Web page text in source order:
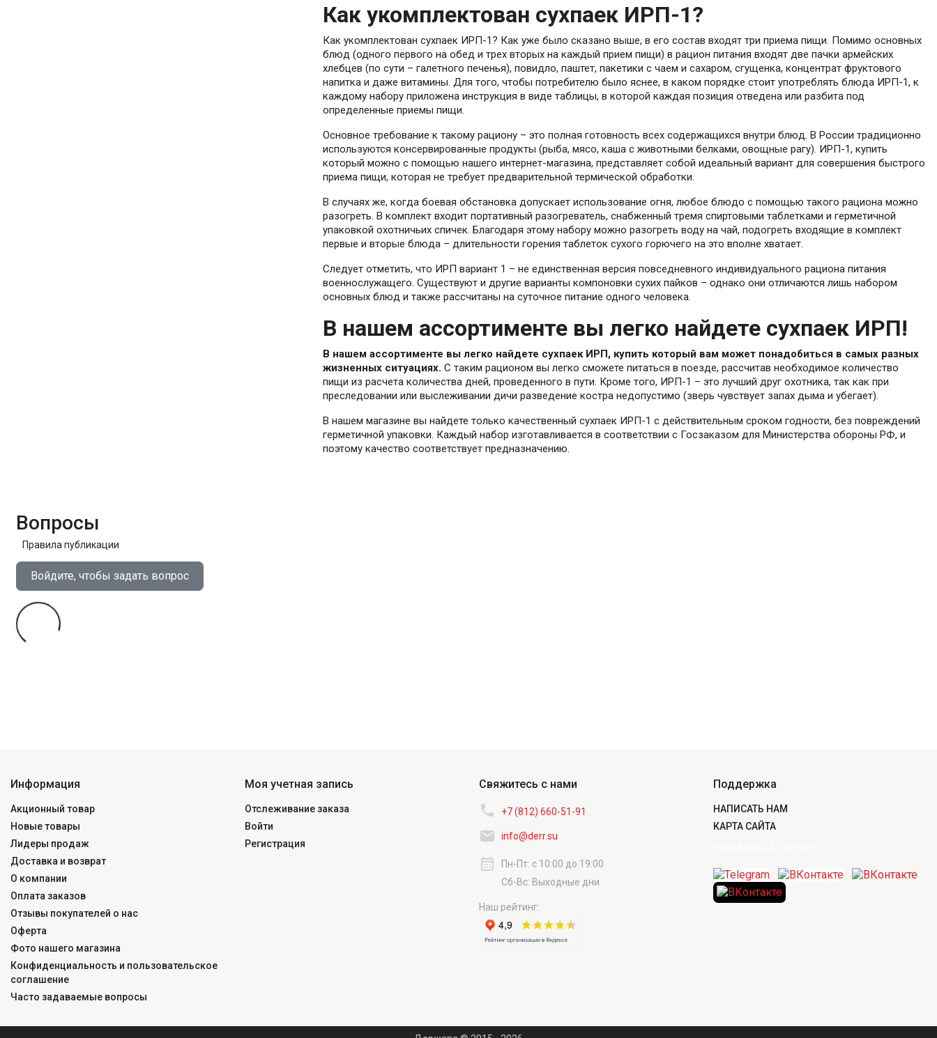
Как укомплектован сухпаек ИРП-1?
Как укомплектован сухпаек ИРП-1? Как уже было сказано выше, в его состав входят три приема пищи. Помимо основных
блюд (одного первого на обед и трех вторых на каждый прием пищи) в рацион питания входят две пачки армейских
хлебцев (по сути – галетного печенья), повидло, паштет, пакетики с чаем и сахаром, сгущенка, концентрат фруктового
напитка и даже витамины. Для того, чтобы потребителю было яснее, в каком порядке стоит употреблять блюда ИРП-1, к
каждому набору приложена инструкция в виде таблицы, в которой каждая позиция отведена или разбита под
определенные приемы пищи.
Основное требование к такому рациону – это полная готовность всех содержащихся внутри блюд. В России традиционно
используются консервированные продукты (рыба, мясо, каша с животными белками, овощные рагу). ИРП-1, купить
который можно с помощью нашего интернет-магазина, представляет собой идеальный вариант для совершения быстрого
приема пищи, которая не требует предварительной термической обработки.
В случаях же, когда боевая обстановка допускает использование огня, любое блюдо с помощью такого рациона можно
разогреть. В комплект входит портативный разогреватель, снабженный тремя спиртовыми таблетками и герметичной
упаковкой охотничьих спичек. Благодаря этому набору можно разогреть воду на чай, подогреть входящие в комплект
первые и вторые блюда – длительности горения таблеток сухого горючего на это вполне хватает.
Следует отметить, что ИРП вариант 1 – не единственная версия повседневного индивидуального рациона питания
военнослужащего. Существуют и другие варианты компоновки сухих пайков – однако они отличаются лишь набором
основных блюд и также рассчитаны на суточное питание одного человека.
В нашем ассортименте вы легко найдете сухпаек ИРП!
В нашем ассортименте вы легко найдете сухпаек ИРП, купить который вам может понадобиться в самых разных
жизненных ситуациях. С таким рационом вы легко сможете питаться в поезде, рассчитав необходимое количество
пищи из расчета количества дней, проведенного в пути. Кроме того, ИРП-1 – это лучший друг охотника, так как при
преследовании или выслеживании дичи разведение костра недопустимо (зверь чувствует запах дыма и убегает).
В нашем магазине вы найдете только качественный сухпаек ИРП-1 с действительным сроком годности, без повреждений
герметичной упаковки. Каждый набор изготавливается в соответствии с Госзаказом для Министерства обороны РФ, и
поэтому качество соответствует предназначению.
Вопросы
Правила публикации
Войдите, чтобы задать вопрос
Информация
Акционный товар
Новые товары
Лидеры продаж
Доставка и возврат
О компании
Оплата заказов
Отзывы покупателей о нас
Оферта
Фото нашего магазина
Конфиденциальность и пользовательское
соглашение
Часто задаваемые вопросы
Моя учетная запись
Отслеживание заказа
Войти
Регистрация
Свяжитесь с нами
 +7 (812) 660-51-91‬
 info@derr.su
calendar_month
Пн-Пт: с 10:00 до 19:00
Сб-Вс: Выходные дни
Наш рейтинг:
Поддержка
НАПИСАТЬ НАМ
КАРТА САЙТА